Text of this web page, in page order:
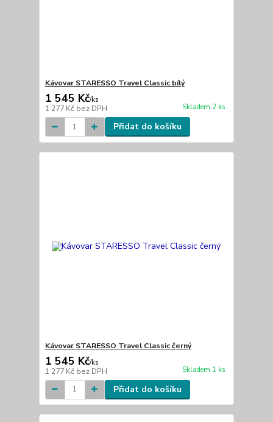
Kávovar STARESSO Travel Classic bílý
1 545 Kč/ks
1 277 Kč bez DPH Skladem 2 ks
Přidat do košíku
Kávovar STARESSO Travel Classic černý
1 545 Kč/ks
1 277 Kč bez DPH Skladem 1 ks
Přidat do košíku